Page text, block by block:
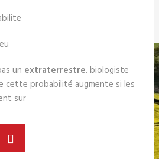
un extraterrestre. biologiste
cette probabilité augmente si les
sur